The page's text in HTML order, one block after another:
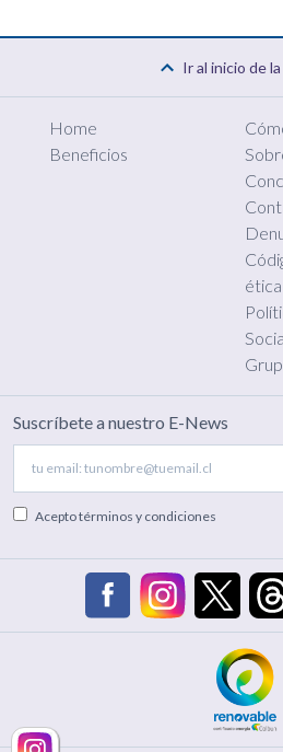
Ir al inicio de
Home
Beneficios
ética
Suscríbete a nuestro E-News
Aceptotérminos y condiciones